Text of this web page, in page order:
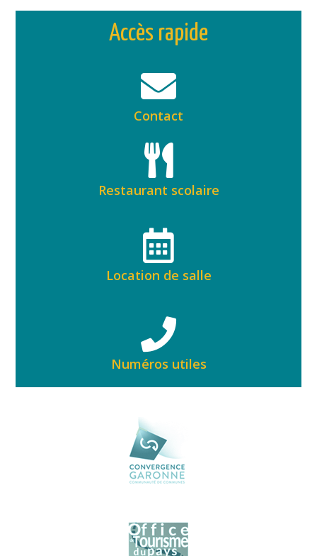
Accès rapide
Contact
Restaurant scolaire
Location de salle
Numéros utiles